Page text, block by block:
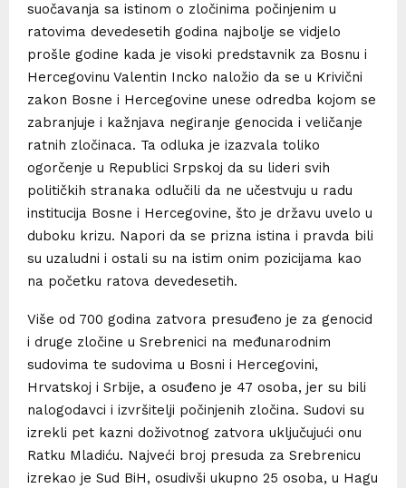
suočavanja sa istinom o zločinima počinjenim u
ratovima devedesetih godina najbolje se vidjelo
prošle godine kada je visoki predstavnik za Bosnu i
Hercegovinu Valentin Incko naložio da se u Krivični
zakon Bosne i Hercegovine unese odredba kojom se
zabranjuje i kažnjava negiranje genocida i veličanje
ratnih zločinaca. Ta odluka je izazvala toliko
ogorčenje u Republici Srpskoj da su lideri svih
političkih stranaka odlučili da ne učestvuju u radu
institucija Bosne i Hercegovine, što je državu uvelo u
duboku krizu. Napori da se prizna istina i pravda bili
su uzaludni i ostali su na istim onim pozicijama kao
na početku ratova devedesetih.
Više od 700 godina zatvora presuđeno je za genocid
i druge zločine u Srebrenici na međunarodnim
sudovima te sudovima u Bosni i Hercegovini,
Hrvatskoj i Srbije, a osuđeno je 47 osoba, jer su bili
nalogodavci i izvršitelji počinjenih zločina. Sudovi su
izrekli pet kazni doživotnog zatvora uključujući onu
Ratku Mladiću. Najveći broj presuda za Srebrenicu
izrekao je Sud BiH, osudivši ukupno 25 osoba, u Hagu